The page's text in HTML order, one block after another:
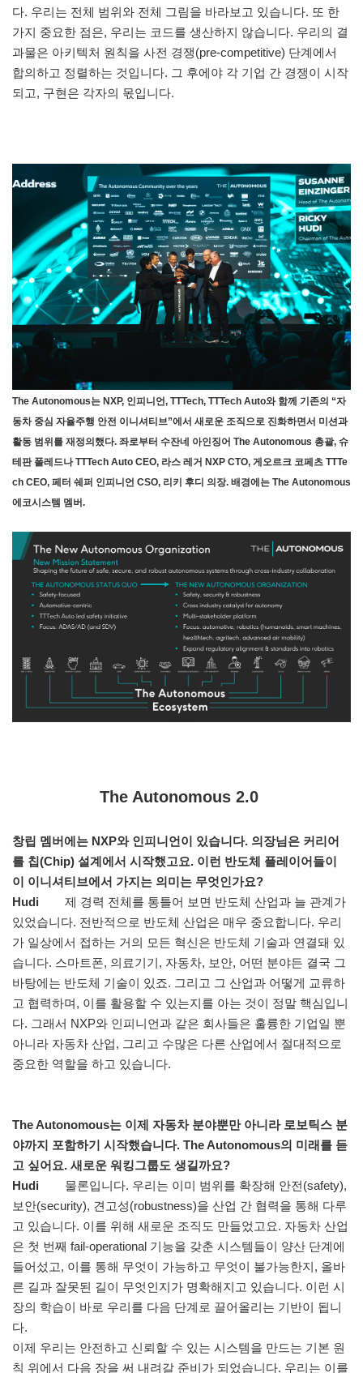
다. 우리는 전체 범위와 전체 그림을 바라보고 있습니다. 또 한
가지 중요한 점은, 우리는 코드를 생산하지 않습니다. 우리의 결
과물은 아키텍처 원칙을 사전 경쟁(pre-competitive) 단계에서
합의하고 정렬하는 것입니다. 그 후에야 각 기업 간 경쟁이 시작
되고, 구현은 각자의 몫입니다.
The Autonomous는 NXP, 인피니언, TTTech, TTTech Auto와 함께 기존의 “자
동차 중심 자율주행 안전 이니셔티브”에서 새로운 조직으로 진화하면서 미션과
활동 범위를 재정의했다. 좌로부터 수잔네 아인징어 The Autonomous 총괄, 슈
테판 폴레드나 TTTech Auto CEO, 라스 레거 NXP CTO, 게오르크 코페츠 TTTe
ch CEO, 페터 쉐퍼 인피니언 CSO, 리키 후디 의장. 배경에는 The Autonomous
에코시스템 멤버.
The Autonomous 2.0
창립 멤버에는 NXP와 인피니언이 있습니다. 의장님은 커리어
를 칩(Chip) 설계에서 시작했고요. 이런 반도체 플레이어들이
이 이니셔티브에서 가지는 의미는 무엇인가요?
Hudi 제 경력 전체를 통틀어 보면 반도체 산업과 늘 관계가
있었습니다. 전반적으로 반도체 산업은 매우 중요합니다. 우리
가 일상에서 접하는 거의 모든 혁신은 반도체 기술과 연결돼 있
습니다. 스마트폰, 의료기기, 자동차, 보안, 어떤 분야든 결국 그
바탕에는 반도체 기술이 있죠. 그리고 그 산업과 어떻게 교류하
고 협력하며, 이를 활용할 수 있는지를 아는 것이 정말 핵심입니
다. 그래서 NXP와 인피니언과 같은 회사들은 훌륭한 기업일 뿐
아니라 자동차 산업, 그리고 수많은 다른 산업에서 절대적으로
중요한 역할을 하고 있습니다.
The Autonomous는 이제 자동차 분야뿐만 아니라 로보틱스 분
야까지 포함하기 시작했습니다. The Autonomous의 미래를 듣
고 싶어요. 새로운 워킹그룹도 생길까요?
Hudi
물론입니다. 우리는 이미 범위를 확장해 안전(safety),
보안(security), 견고성(robustness)을 산업 간 협력을 통해 다루
고 있습니다. 이를 위해 새로운 조직도 만들었고요. 자동차 산업
은 첫 번째 fail-operational 기능을 갖춘 시스템들이 양산 단계에
들어섰고, 이를 통해 무엇이 가능하고 무엇이 불가능한지, 올바
른 길과 잘못된 길이 무엇인지가 명확해지고 있습니다. 이런 시
장의 학습이 바로 우리를 다음 단계로 끌어올리는 기반이 됩니
다.
이제 우리는 안전하고 신뢰할 수 있는 시스템을 만드는 기본 원
칙 위에서 다음 장을 써 내려갈 준비가 되었습니다. 우리는 이를